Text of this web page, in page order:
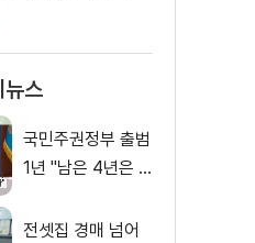
뉴스
국민주권정부 출범
1년 "남은 4년은 8
전셋집 경매 넘어